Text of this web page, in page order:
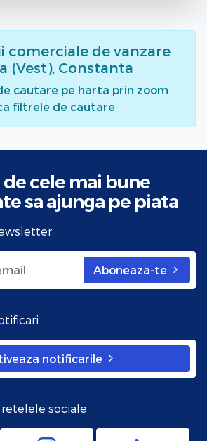
comerciale de vanzare
(Vest), Constanta
cautare pe harta prin zoom
filtrele de cautare
cele mai bune
sa ajunga pe piata
Aboneaza-te
notificarile
sociale